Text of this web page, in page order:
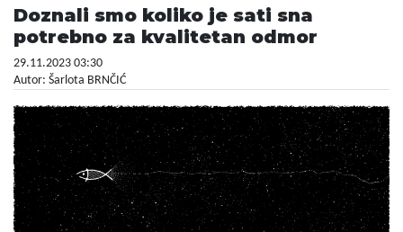
Doznali smo koliko je sati sna
potrebno za kvalitetan odmor
29.11.2023 03:30
Autor: Šarlota BRNČIĆ